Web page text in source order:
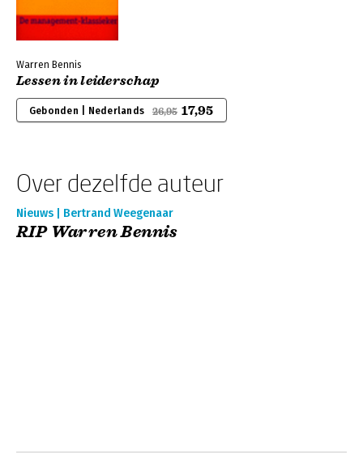
Warren Bennis
Lessen in leiderschap
Gebonden | Nederlands 26,95 17,95
Over dezelfde auteur
Nieuws | Bertrand Weegenaar
RIP Warren Bennis